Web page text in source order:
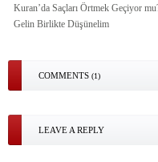
Kuran’da Saçları Örtmek Geçiyor
Gelin Birlikte Düşünelim
COMMENTS (1)
LEAVE A REPLY